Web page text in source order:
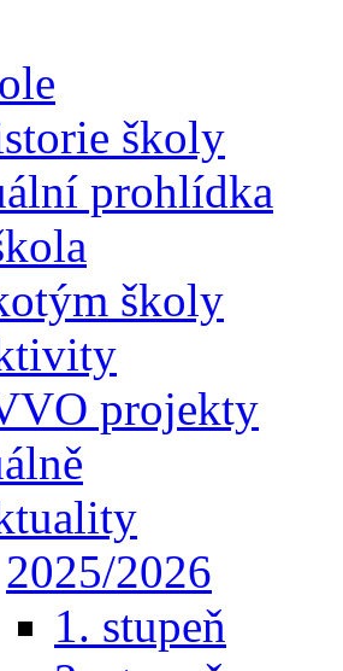
školy
prohlídka
školy
projekty
2025/2026
1. stupeň